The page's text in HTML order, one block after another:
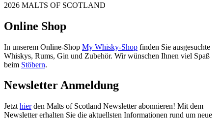
2026 MALTS OF SCOTLAND
Online Shop
In unserem Online-Shop My Whisky-Shop finden Sie ausgesuchte
Whiskys, Rums, Gin und Zubehör. Wir wünschen Ihnen viel Spaß
beim Stöbern.
Newsletter Anmeldung
Jetzt hierden Malts of Scotland Newsletter abonnieren! Mit dem
Newsletter erhalten Sie die aktuellsten Informationen rund um neue